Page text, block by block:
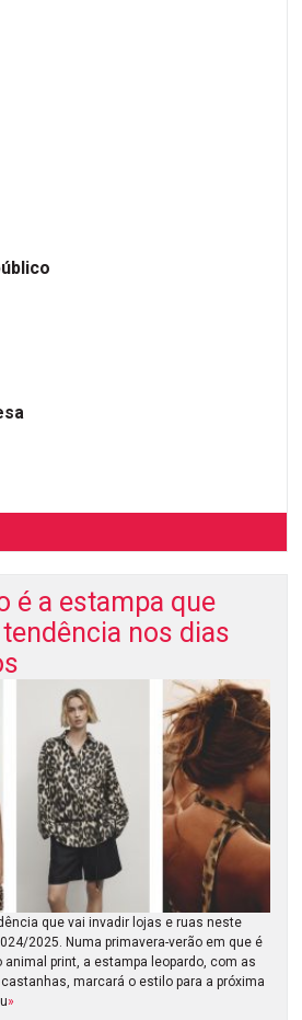
é a estampa que
nos dias
que vai invadir lojas e ruas neste
2025. Numa primavera-verão em que é
animal print, a estampa leopardo, com as
marcará o estilo para a próxima
»